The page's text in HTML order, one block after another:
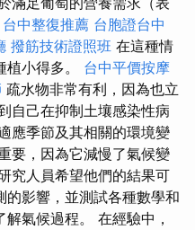
台中整復推薦 台胞證台中
撥筋技術證照班 在這種情
小得多。 台中平價按摩
疏水物非常有利，因為也立
自己在抑制土壤感染性病
應季節及其相關的環境變
要，因為它減慢了氣候變
究人員希望他們的結果可
的影響，並測試各種數學和
氣候過程。 在經驗中，